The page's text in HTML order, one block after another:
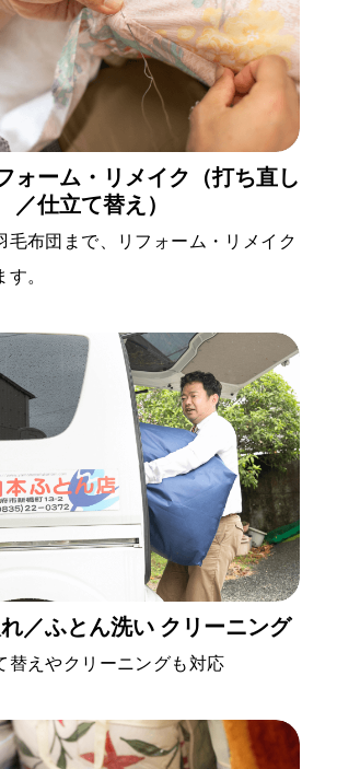
ォーム・リメイク（打ち直し
／仕立て替え）
毛布団まで、リフォーム・リメイク
。
／ふとん洗い クリーニング
替えやクリーニングも対応